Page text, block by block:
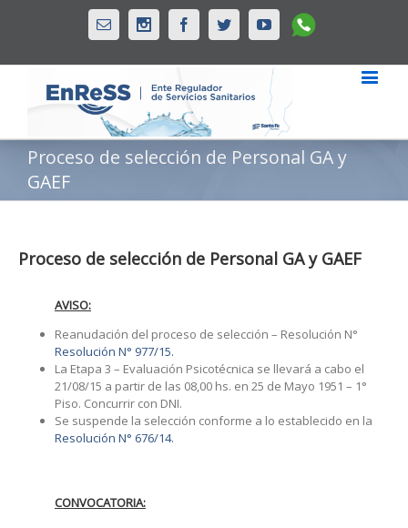
Email InstagramFacebookTwitterYoutubeWhatsapp
Proceso de selección de Personal GA y
GAEF
Proceso de selección de Personal GA y GAEF
AVISO:
Reanudación del proceso de selección – Resolución N°
Resolución N° 977/15.
La Etapa 3 – Evaluación Psicotécnica se llevará a cabo el
21/08/15 a partir de las 08,00 hs. en 25 de Mayo 1951 – 1°
Piso. Concurrir con DNI.
Se suspende la selección conforme a lo establecido en la
Resolución N° 676/14.
CONVOCATORIA: